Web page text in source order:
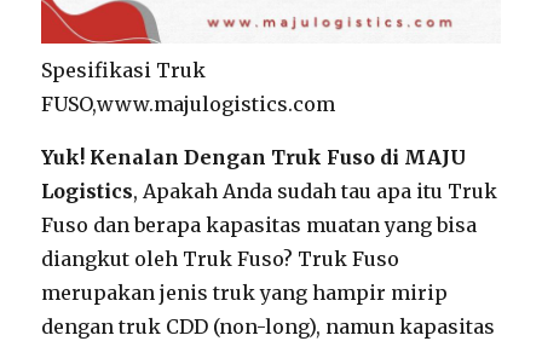
Spesifikasi Truk
FUSO,www.majulogistics.com
Yuk! Kenalan Dengan Truk Fuso di MAJU
Logistics, Apakah Anda sudah tau apa itu Truk
Fuso dan berapa kapasitas muatan yang bisa
diangkut oleh Truk Fuso? Truk Fuso
merupakan jenis truk yang hampir mirip
dengan truk CDD (non-long), namun kapasitas